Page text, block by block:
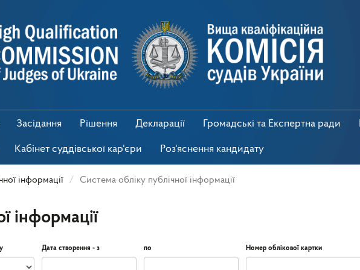
Засідання Рішення Декларації Громадські та Експертна ради
Кабінет суддівської кар'єри Роз'яснення кандидату
інформації Система обліку публічної інформації
інформації
Дата створення - з по Номер облікової картки